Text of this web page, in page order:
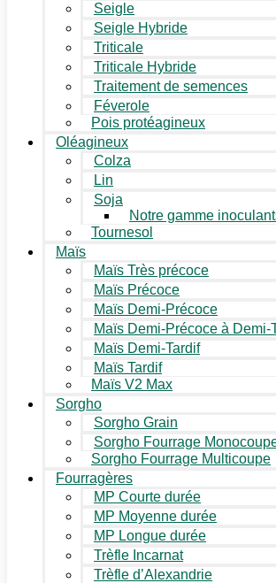
Seigle
Seigle Hybride
Triticale
Triticale Hybride
Traitement de semences
Féverole
Pois protéagineux
Oléagineux
Colza
Lin
Soja
Notre gamme
Tournesol
Maïs
Maïs Très précoce
Maïs Précoce
Maïs Demi-Précoce
Maïs Demi-Précoce à Demi-
Maïs Demi-Tardif
Maïs Tardif
Maïs V2 Max
Sorgho
Sorgho Grain
Sorgho Fourrage
Sorgho Fourrage Multicoupe
Fourragères
MP Courte durée
MP Moyenne durée
MP Longue durée
Trèfle Incarnat
Trèfle d’Alexandrie